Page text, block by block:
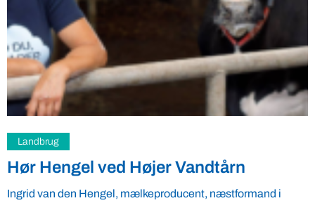
Bornholm
VBF skal lære bornholmske
madildsjæle at tjene mere på mad